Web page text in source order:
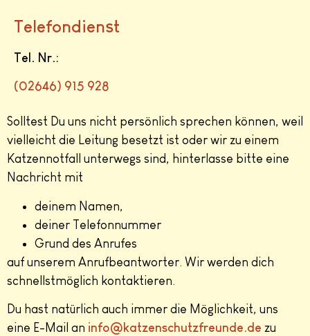
Telefondienst
Tel. Nr.:
(02646) 915 928
Solltest Du uns nicht persönlich sprechen können, weil
vielleicht die Leitung besetzt ist oder wir zu einem
Katzennotfall unterwegs sind, hinterlasse bitte eine
Nachricht mit
deinem Namen,
deiner Telefonnummer
Grund des Anrufes
auf unserem Anrufbeantworter. Wir werden dich
schnellstmöglich kontaktieren.
Du hast natürlich auch immer die Möglichkeit, uns
eine E-Mail an info@katzenschutzfreunde.de zu